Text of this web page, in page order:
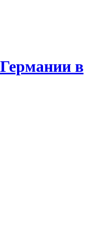
в